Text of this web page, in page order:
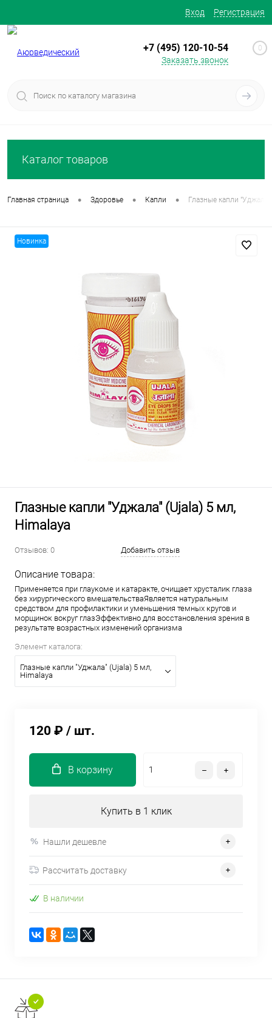
Вход Регистрация
+7 (495) 120-10-54
Заказать звонок
0
Каталог товаров
Главная страница • Здоровье • Капли • Глазные капли
Новинка
Глазные капли "Уджала" (Ujala) 5 мл,
Himalaya
Отзывов: 0 Добавить отзыв
Описание товара:
Применяется при глаукоме и катаракте, очищает хрусталик глаза
без хирургического вмешательстваЯвляется натуральным
средством для профилактики и уменьшения темных кругов и
морщинок вокруг глазЭффективно для восстановления зрения в
результате возрастных изменений организма
Элемент каталога:
Глазные капли "Уджала" (Ujala) 5 мл,
Himalaya
120 ₽ / шт.
В корзину
Купить в 1 клик
Нашли дешевле
Рассчитать доставку
В наличии